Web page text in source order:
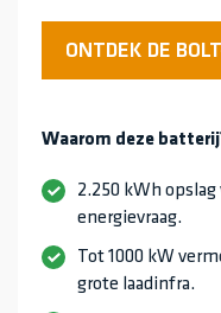
ONTDEK DE
Waarom deze
2.250 kWh
energievraag.
Tot 1000 kW
grote laadinfra.